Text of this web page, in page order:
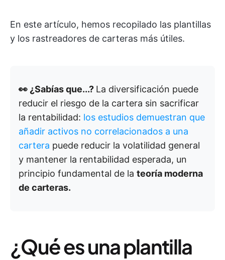
En este artículo, hemos recopilado las plantillas
y los rastreadores de carteras más útiles.
👀 ¿Sabías que...? La diversificación puede
reducir el riesgo de la cartera sin sacrificar
la rentabilidad: los estudios demuestran que
añadir activos no correlacionados a una
cartera puede reducir la volatilidad general
y mantener la rentabilidad esperada, un
principio fundamental de la teoría moderna
de carteras.
¿Qué es una plantilla